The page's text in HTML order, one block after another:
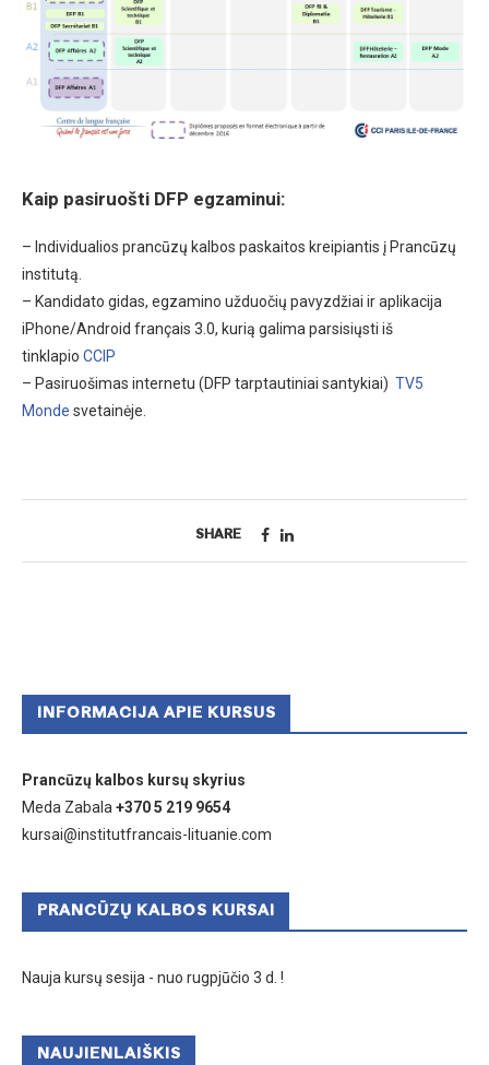
Kaip pasiruošti DFP egzaminui:
– Individualios prancūzų kalbos paskaitos kreipiantis į Prancūzų
institutą.
– Kandidato gidas, egzamino užduočių pavyzdžiai ir aplikacija
iPhone/Android français 3.0, kurią galima parsisiųsti iš
tinklapio CCIP
– Pasiruošimas internetu (DFP tarptautiniai santykiai) TV5
Monde svetainėje.
SHARE
INFORMACIJA APIE KURSUS
Prancūzų kalbos kursų skyrius
Meda Zabala +370 5 219 9654
kursai@institutfrancais-lituanie.com
PRANCŪZŲ KALBOS KURSAI
Nauja kursų sesija - nuo rugpjūčio 3 d. !
NAUJIENLAIŠKIS